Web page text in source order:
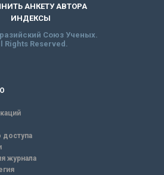
АНКЕТУ АВТОРА
ИНДЕКСЫ
Союз Ученых.
Rights Reserved.
доступа
журнала